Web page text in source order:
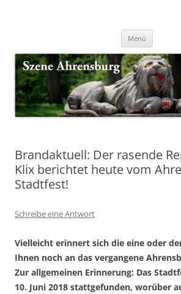
Szene Ahrensburg
Menü
Brandaktuell: Der rasende
Klix berichtet heute vom
Stadtfest!
Schreibe eine Antwort
Vielleicht erinnert sich die eine oder
Ihnen noch an das vergangene
Zur allgemeinen Erinnerung: Das
10. Juni 2018 stattgefunden, worüber